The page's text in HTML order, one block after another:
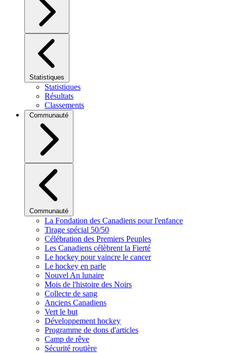
Statistiques
Statistiques
Résultats
Classements
Communauté
Communauté
La Fondation des Canadiens pour l'enfance
Tirage spécial 50/50
Célébration des Premiers Peuples
Les Canadiens célèbrent la Fierté
Le hockey pour vaincre le cancer
Le hockey en parle
Nouvel An lunaire
Mois de l'histoire des Noirs
Collecte de sang
Anciens Canadiens
Vert le but
Développement hockey
Programme de dons d'articles
Camp de rêve
Sécurité routière